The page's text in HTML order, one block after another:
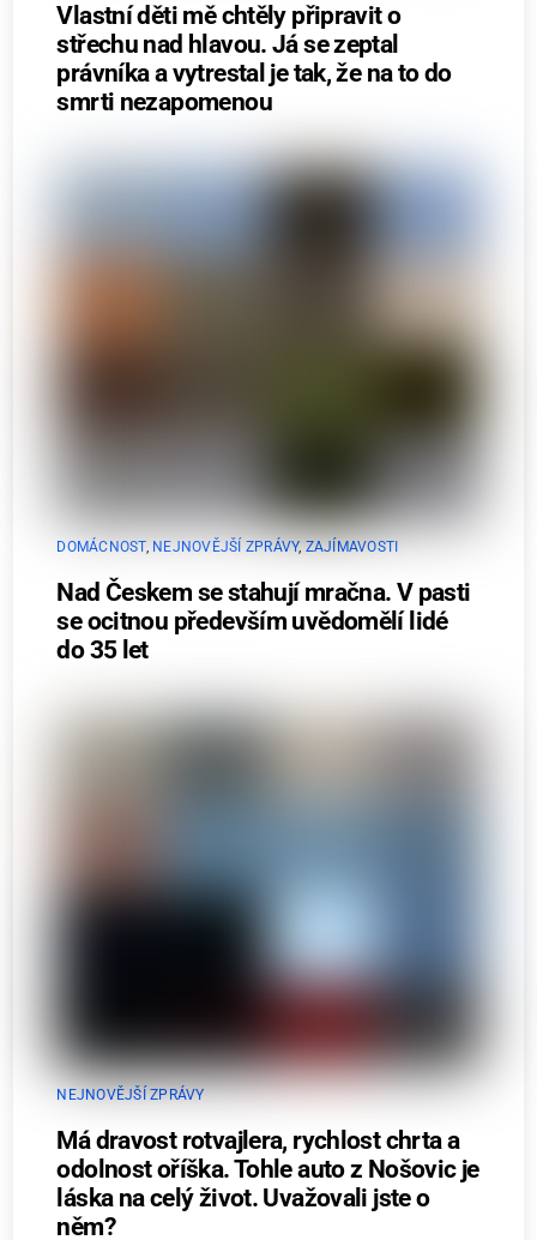
Vlastní děti mě chtěly připravit o
střechu nad hlavou. Já se zeptal
právníka a vytrestal je tak, že na to do
smrti nezapomenou
DOMÁCNOST, NEJNOVĚJŠÍ ZPRÁVY, ZAJÍMAVOSTI
Nad Českem se stahují mračna. V pasti
se ocitnou především uvědomělí lidé
do 35 let
NEJNOVĚJŠÍ ZPRÁVY
Má dravost rotvajlera, rychlost chrta a
odolnost oříška. Tohle auto z Nošovic je
láska na celý život. Uvažovali jste o
něm?